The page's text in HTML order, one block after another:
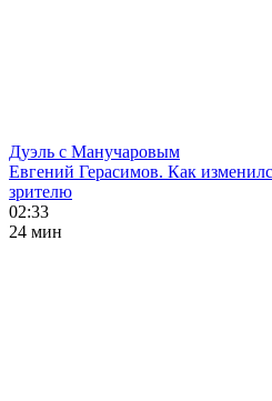
Дуэль с Манучаровым
Евгений Герасимов. Как
зрителю
02:33
24 мин